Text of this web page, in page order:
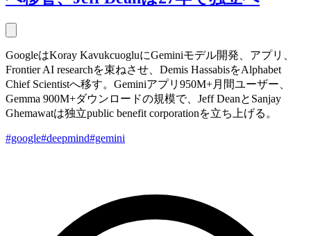
GoogleはKoray KavukcuogluにGeminiモデル開発、アプリ、
Frontier AI researchを束ねさせ、Demis HassabisをAlphabet
Chief Scientistへ移す。Geminiアプリ950M+月間ユーザー、
Gemma 900M+ダウンロードの規模で、Jeff DeanとSanjay
Ghemawatは独立public benefit corporationを立ち上げる。
#google#deepmind#gemini